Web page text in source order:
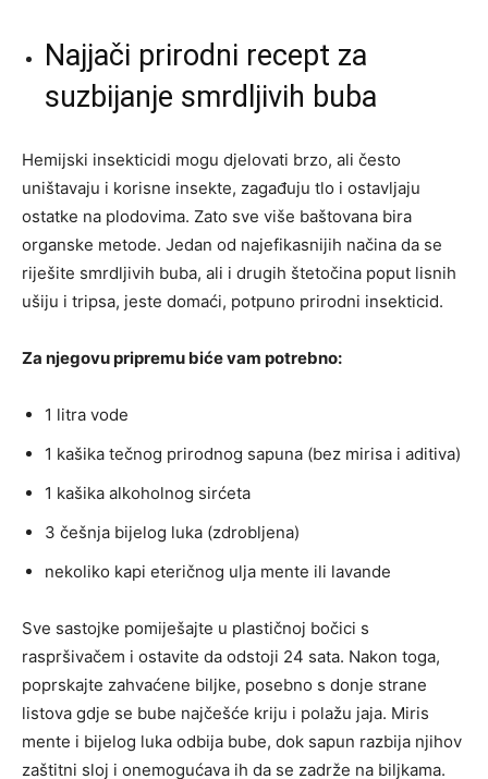
Najjači prirodni recept za
suzbijanje smrdljivih buba
Hemijski insekticidi mogu djelovati brzo, ali često
uništavaju i korisne insekte, zagađuju tlo i ostavljaju
ostatke na plodovima. Zato sve više baštovana bira
organske metode. Jedan od najefikasnijih načina da se
riješite smrdljivih buba, ali i drugih štetočina poput lisnih
ušiju i tripsa, jeste domaći, potpuno prirodni insekticid.
Za njegovu pripremu biće vam potrebno:
1 litra vode
1 kašika tečnog prirodnog sapuna (bez mirisa i aditiva)
1 kašika alkoholnog sirćeta
3 češnja bijelog luka (zdrobljena)
nekoliko kapi eteričnog ulja mente ili lavande
Sve sastojke pomiješajte u plastičnoj bočici s
raspršivačem i ostavite da odstoji 24 sata. Nakon toga,
poprskajte zahvaćene biljke, posebno s donje strane
listova gdje se bube najčešće kriju i polažu jaja. Miris
mente i bijelog luka odbija bube, dok sapun razbija njihov
zaštitni sloj i onemogućava ih da se zadrže na biljkama.